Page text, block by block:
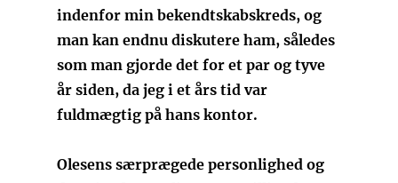
indenfor min bekendtskabskreds, og
man kan endnu diskutere ham, således
som man gjorde det for et par og tyve
år siden, da jeg i et års tid var
fuldmægtig på hans kontor.
Olesens særprægede personlighed og